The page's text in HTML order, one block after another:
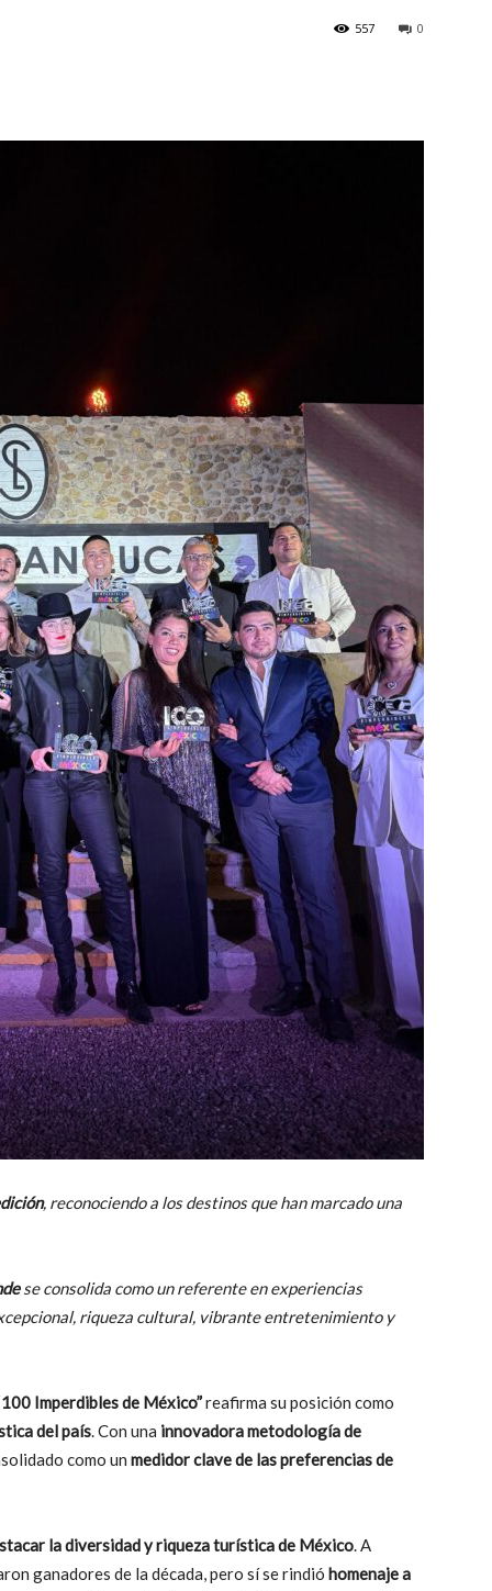
0
557
, reconociendo a los destinos que han marcado una
se consolida como un referente en experiencias
riqueza cultural, vibrante entretenimiento y
100 Imperdibles de México”reafirma su posición como
del país. Con una innovadora metodología de
como un medidor clave de las preferencias de
la diversidad y riqueza turística de México. A
ganadores de la década, pero sí se rindió homenaje a